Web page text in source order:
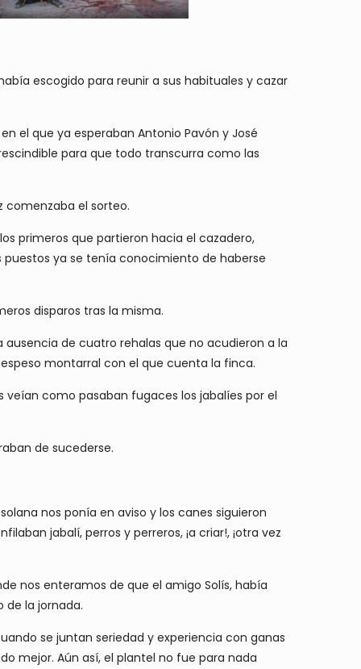
escogido para reunir a sus habituales y cazar
el que ya esperaban Antonio Pavón y José
para que todo transcurra como las
comenzaba el sorteo.
primeros que partieron hacia el cazadero,
puestos ya se tenía conocimiento de haberse
disparos tras la misma.
ausencia de cuatro rehalas que no acudieron a la
montarral con el que cuenta la finca.
veían como pasaban fugaces los jabalíes por el
de sucederse.
nos ponía en aviso y los canes siguieron
jabalí, perros y perreros, ¡a criar!, ¡otra vez
nos enteramos de que el amigo Solís, había
de la jornada.
se juntan seriedad y experiencia con ganas
mejor. Aún así, el plantel no fue para nada